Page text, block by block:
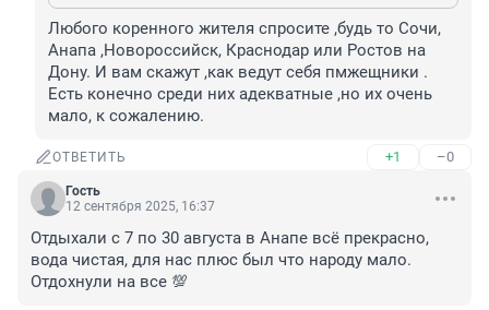
Любого коренного жителя спросите ,будь то Сочи,
Анапа ,Новороссийск, Краснодар или Ростов на
Дону. И вам скажут ,как ведут себя пмжещники .
Есть конечно среди них адекватные ,но их очень
мало, к сожалению.
ОТВЕТИТЬ +1 –0
Гость
12 сентября 2025, 16:37
Отдыхали с 7 по 30 августа в Анапе всё прекрасно,
вода чистая, для нас плюс был что народу мало.
Отдохнули на все 💯